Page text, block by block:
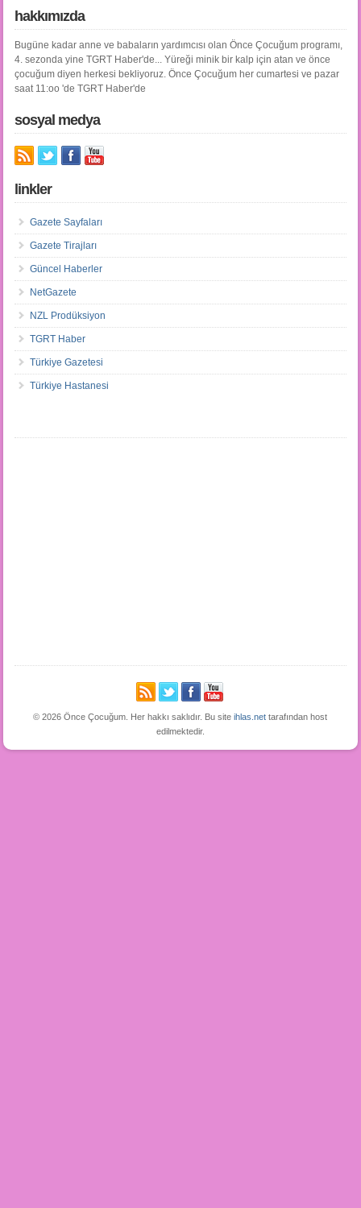
hakkımızda
Bugüne kadar anne ve babaların yardımcısı olan Önce Çocuğum programı,
4. sezonda yine TGRT Haber'de... Yüreği minik bir kalp için atan ve önce
çocuğum diyen herkesi bekliyoruz. Önce Çocuğum her cumartesi ve pazar
saat 11:oo 'de TGRT Haber'de
sosyal medya
linkler
Gazete Sayfaları
Gazete Tirajları
Güncel Haberler
NetGazete
NZL Prodüksiyon
TGRT Haber
Türkiye Gazetesi
Türkiye Hastanesi
© 2026 Önce Çocuğum. Her hakkı saklıdır. Bu siteihlas.net tarafından host
edilmektedir.